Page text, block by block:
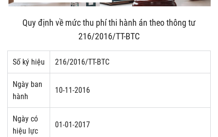
Quy định về mức thu phí thi hành án theo thông tư
216/2016/TT-BTC
Số ký hiệu 216/2016/TT-BTC
Ngày ban
hành
10-11-2016
Ngày có
hiệu lực
01-01-2017